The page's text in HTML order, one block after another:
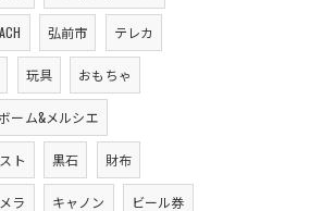
弘前市 テレカ
玩具 おもちゃ
ーム&メルシエ
ト 黒石 財布
ラ キャノン ビール券